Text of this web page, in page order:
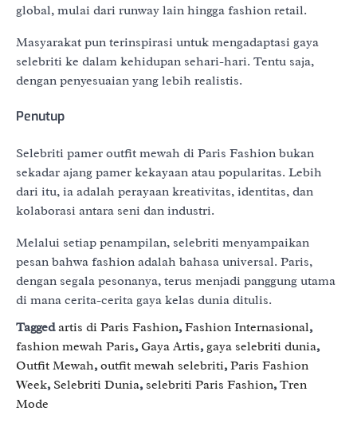
global, mulai dari runway lain hingga fashion retail.
Masyarakat pun terinspirasi untuk mengadaptasi gaya
selebriti ke dalam kehidupan sehari-hari. Tentu saja,
dengan penyesuaian yang lebih realistis.
Penutup
Selebriti pamer outfit mewah di Paris Fashion bukan
sekadar ajang pamer kekayaan atau popularitas. Lebih
dari itu, ia adalah perayaan kreativitas, identitas, dan
kolaborasi antara seni dan industri.
Melalui setiap penampilan, selebriti menyampaikan
pesan bahwa fashion adalah bahasa universal. Paris,
dengan segala pesonanya, terus menjadi panggung utama
di mana cerita-cerita gaya kelas dunia ditulis.
Taggedartis di Paris Fashion,Fashion Internasional,
fashion mewah Paris, Gaya Artis,gaya selebriti dunia,
Outfit Mewah,outfit mewah selebriti,Paris Fashion
Week, Selebriti Dunia, selebriti Paris Fashion,Tren
Mode